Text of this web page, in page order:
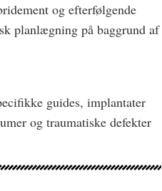
og efterfølgende
planlægning på baggrund af
guides, implantater
og traumatiske defekter